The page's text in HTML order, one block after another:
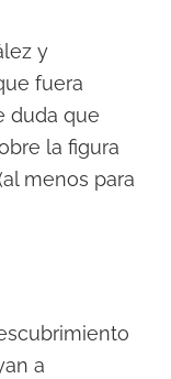
y
fuera
duda que
la figura
menos para
a